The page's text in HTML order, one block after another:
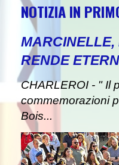
NOTIZIA IN
MARCINELLE,
RENDE
CHARLEROI - " Il
commemorazioni
Bois...